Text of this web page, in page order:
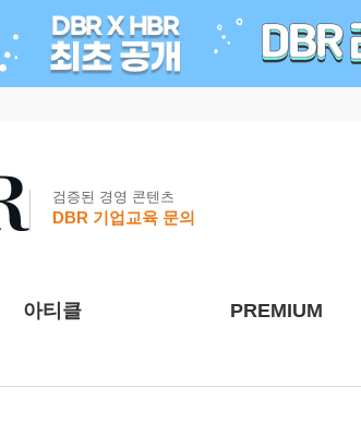
검증된 경영 콘텐츠
DBR 기업교육 문의
아티클 PREMIUM